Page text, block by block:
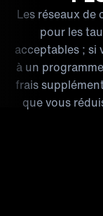
Les réseaux de
pour les
acceptables ; si
à un
frais
que vous